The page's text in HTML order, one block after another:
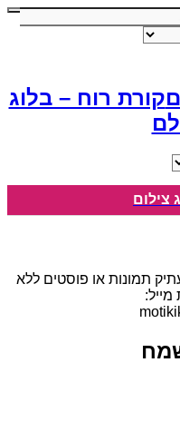
קורת רוח – בלוג
צילום
תמונות או פוסטים ללא